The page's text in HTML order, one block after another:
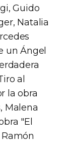
Guido
Natalia
un Ángel
al
la obra
Malena
"El